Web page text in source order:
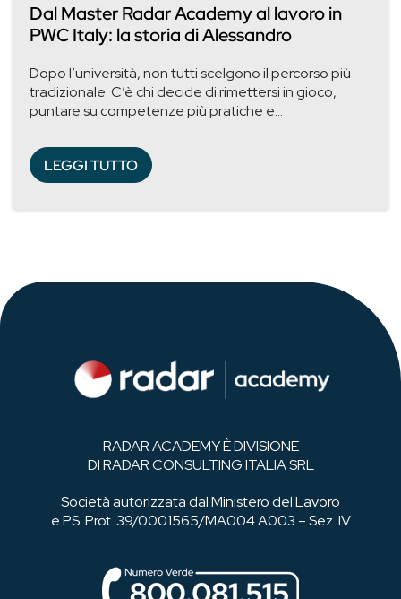
Dal Master Radar Academy al lavoro in
PWC Italy: la storia di Alessandro
Dopo l’università, non tutti scelgono il percorso più
tradizionale. C’è chi decide di rimettersi in gioco,
puntare su competenze più pratiche e...
LEGGI TUTTO
RADAR ACADEMY È DIVISIONE
DI RADAR CONSULTING ITALIA SRL
Società autorizzata dal Ministero del Lavoro
e PS. Prot. 39/0001565/MA004.A003 – Sez. IV